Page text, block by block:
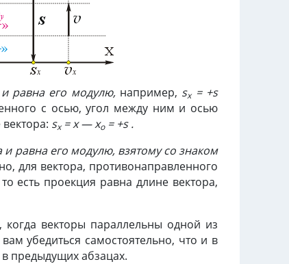
равна его модулю, например, sx= +s
с осью, угол между ним и осью
sx= x — xo= +s .
равна его модулю, взятому со знаком
для вектора, противонаправленного
есть проекция равна длине вектора,
векторы параллельны одной из
убедиться самостоятельно, что и в
предыдущих абзацах.